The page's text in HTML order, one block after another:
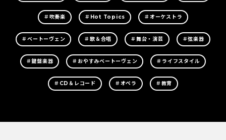
＃吹奏楽 ＃Hot Topics ＃オーケストラ
＃ベートーヴェン ＃歌＆合唱 ＃舞台・演芸 ＃弦楽器
＃鍵盤楽器 ＃おやすみベートーヴェン ＃ライフスタイル
＃CD＆レコード ＃オペラ ＃教育